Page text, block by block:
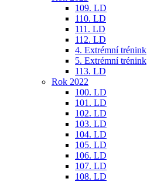
109. LD
110. LD
111. LD
112. LD
4. Extrémní trénink
5. Extrémní trénink
113. LD
Rok 2022
100. LD
101. LD
102. LD
103. LD
104. LD
105. LD
106. LD
107. LD
108. LD